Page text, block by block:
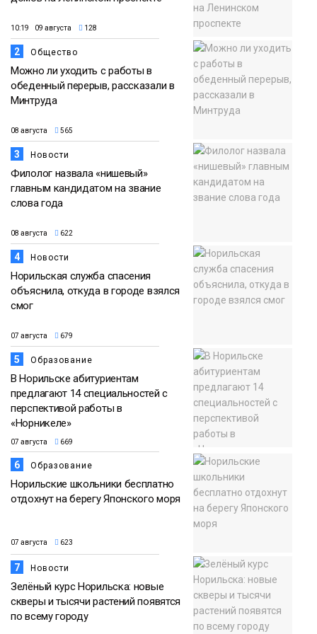
10:19 09 августа 128
2 Общество
Можно ли уходить с работы в
обеденный перерыв, рассказали в
Минтруда
08 августа 565
3 Новости
Филолог назвала «нишевый»
главным кандидатом на звание
слова года
08 августа 622
4 Новости
Норильская служба спасения
объяснила, откуда в городе взялся
смог
07 августа 679
5 Образование
В Норильске абитуриентам
предлагают 14 специальностей с
перспективой работы в
«Норникеле»
07 августа 669
6 Образование
Норильские школьники бесплатно
отдохнут на берегу Японского моря
07 августа 623
7 Новости
Зелёный курс Норильска: новые
скверы и тысячи растений появятся
по всему городу